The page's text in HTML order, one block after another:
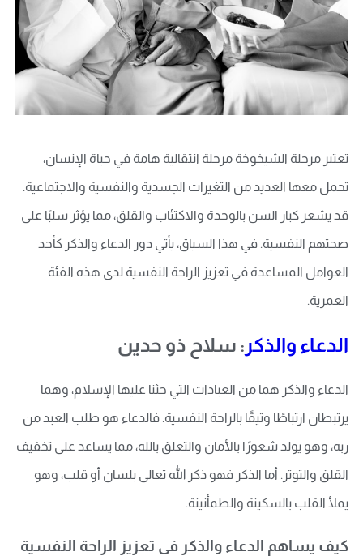
تعتبر مرحلة الشيخوخة مرحلة انتقالية هامة في حياة الإنسان،
تحمل معها العديد من التغيرات الجسدية والنفسية والاجتماعية.
قد يشعر كبار السن بالوحدة والاكتئاب والقلق، مما يؤثر سلبًا على
صحتهم النفسية. في هذا السياق، يأتي دور الدعاء والذكر كأحد
العوامل المساعدة في تعزيز الراحة النفسية لدى هذه الفئة
العمرية.
الدعاء والذكر : سلاح ذو حدين
الدعاء والذكر هما من العبادات التي حثنا عليها الإسلام، وهما
يرتبطان ارتباطًا وثيقًا بالراحة النفسية. فالدعاء هو طلب العبد من
ربه، وهو يولد شعورًا بالأمان والتعلق بالله، مما يساعد على تخفيف
القلق والتوتر. أما الذكر فهو ذكر الله تعالى بلسان أو قلب، وهو
يملأ القلب بالسكينة والطمأنينة.
كيف يساهم الدعاء والذكر في تعزيز الراحة النفسية